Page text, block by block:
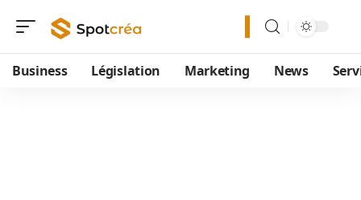
Business Législation Marketing News